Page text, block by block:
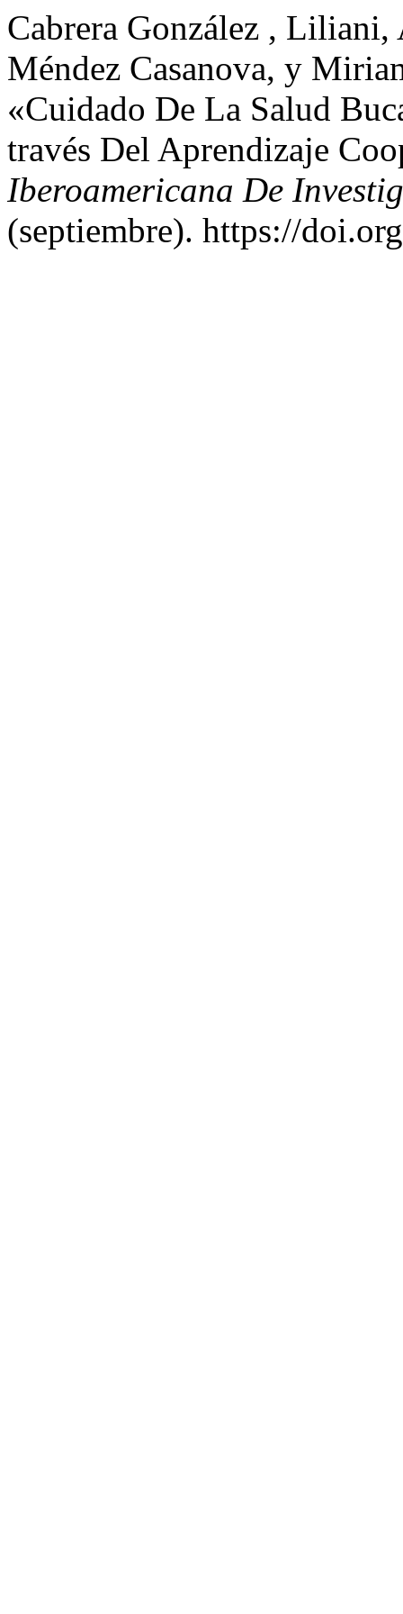
Cabrera González ,
Méndez Casanova, y
«Cuidado De La Salud
través Del Aprendizaje
Iberoamericana De
(septiembre). https://